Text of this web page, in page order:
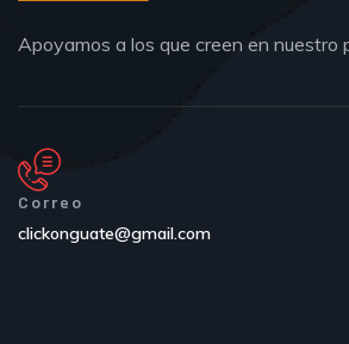
Apoyamos a los que creen en nuestro
Correo
clickonguate@gmail.com